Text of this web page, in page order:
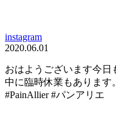
instagram
2020.06.01
おはようございます今日
中に臨時休業もあります
#PainAllier #パンアリエ